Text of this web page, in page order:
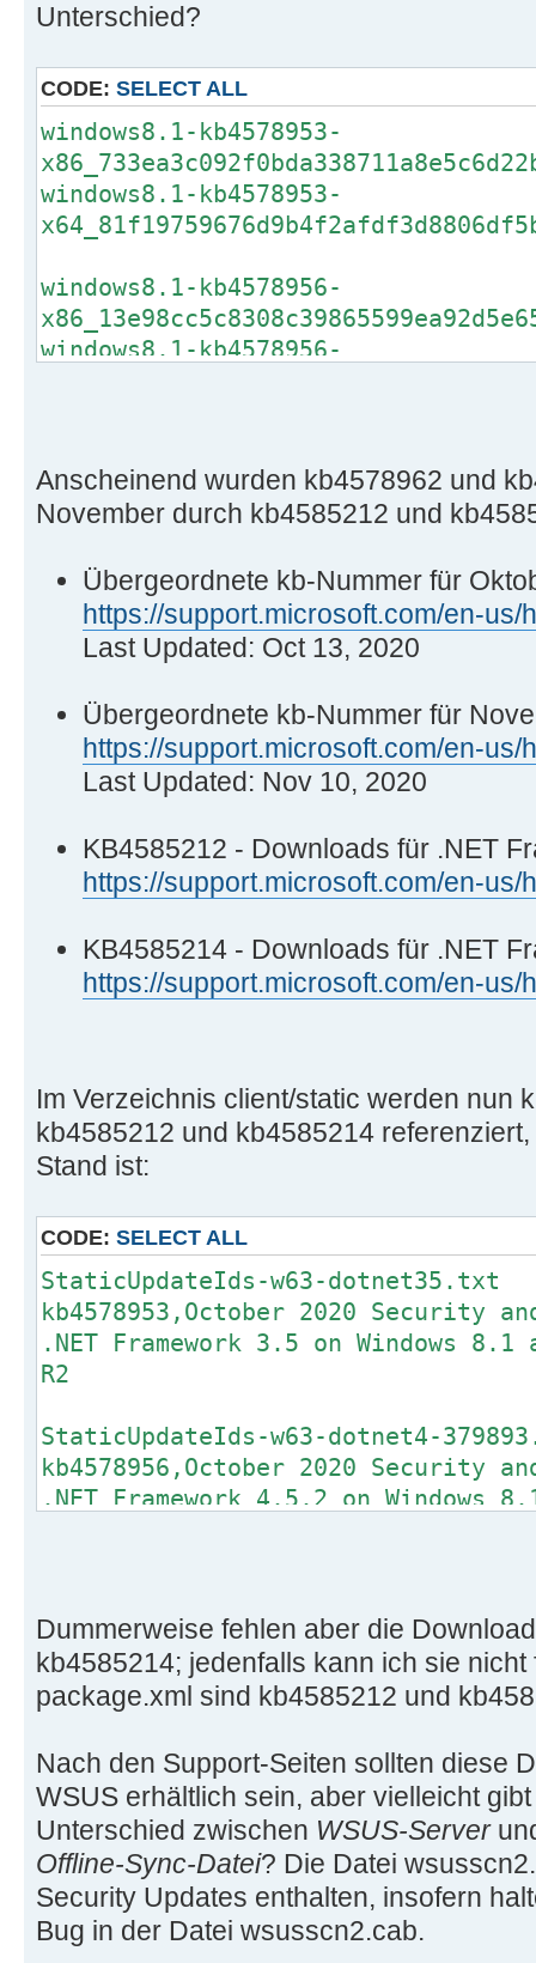
Unterschied?
CODE: SELECT ALL
windows8.1-kb4578953-
windows8.1-kb4578953-
windows8.1-kb4578956-
windows8.1-kb4578956-
windows8.1-kb4578962-
windows8.1-kb4578976-x86-
windows8.1-kb4578976-x64-
Anscheinend wurden kb4578962 und
November durch kb4585212 und
Übergeordnete kb-Nummer für
https://support.microsoft.com/en-
Last Updated: Oct 13, 2020
Übergeordnete kb-Nummer für
https://support.microsoft.com/en-
Last Updated: Nov 10, 2020
KB4585212 - Downloads für .NET
https://support.microsoft.com/en-
KB4585214 - Downloads für .NET
https://support.microsoft.com/en-
Im Verzeichnis client/static werden nun
kb4585212 und kb4585214
Stand ist:
CODE: SELECT ALL
StaticUpdateIds-w63-dotnet35.txt
kb4578953,October 2020 Security
.NET Framework 3.5 on Windows 8.1
R2
StaticUpdateIds-w63-dotnet4-
kb4578956,October 2020 Security
.NET Framework 4.5.2 on Windows
kb4585212,November 2020
.NET Framework 4.8 on Windows 8.1
R2
StaticUpdateIds-w63-dotnet4-
kb4585214,November 2020
.NET Framework 4.6, 4.6.1,
Windows 8.1 and Windows Server
Dummerweise fehlen aber die
kb4585214; jedenfalls kann ich sie nicht
package.xml sind kb4585212 und
Nach den Support-Seiten sollten diese
WSUS erhältlich sein, aber vielleicht
Unterschied zwischen WSUS-Server
Offline-Sync-Datei? Die Datei
Security Updates enthalten, insofern
Bug in der Datei wsusscn2.cab.